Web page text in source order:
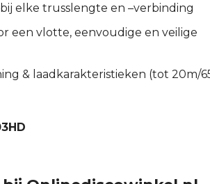
elke trusslengte en –verbinding
een vlotte, eenvoudige en veilige
& laadkarakteristieken (tot 20m/